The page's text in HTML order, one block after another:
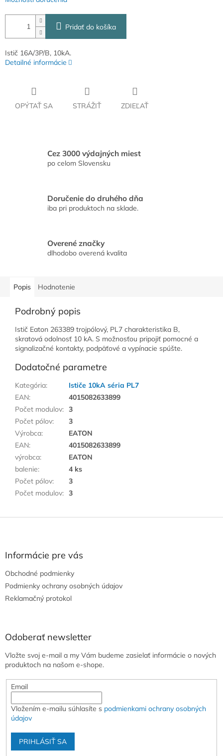
Pridať do košíka
Istič 16A/3P/B, 10kA.
Detailné informácie
OPÝTAŤ SA STRÁŽIŤ ZDIEĽAŤ
Cez 3000 výdajných miest
po celom Slovensku
Doručenie do druhého dňa
iba pri produktoch na sklade.
Overené značky
dlhodobo overená kvalita
Popis Hodnotenie
Podrobný popis
Istič Eaton 263389 trojpólový, PL7 charakteristika B,
skratová odolnosť 10 kA. S možnosťou pripojiť pomocné a
signalizačné kontakty, podpäťové a vypínacie spúšte.
Dodatočné parametre
Kategória:
Ističe 10kA séria PL7
EAN:
4015082633899
Počet modulov: 3
Počet pólov:
3
Výrobca:
EATON
EAN:
4015082633899
výrobca:
EATON
balenie:
4 ks
Počet pólov:
3
Počet modulov: 3
Informácie pre vás
Obchodné podmienky
Podmienky ochrany osobných údajov
Reklamačný protokol
Odoberať newsletter
Vložte svoj e-mail a my Vám budeme zasielať informácie o nových
produktoch na našom e-shope.
Email
Vložením e-mailu súhlasíte s podmienkami ochrany osobných
údajov
PRIHLÁSIŤ SA